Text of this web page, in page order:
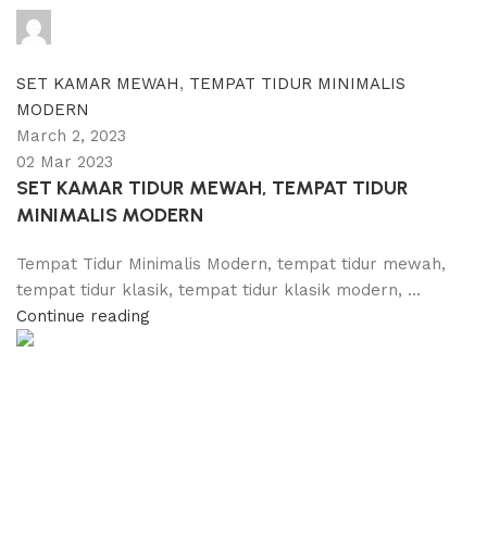
SET KAMAR MEWAH, TEMPAT TIDUR MINIMALIS
MODERN
March 2, 2023
02 Mar 2023
SET KAMAR TIDUR MEWAH, TEMPAT TIDUR
MINIMALIS MODERN
Tempat Tidur Minimalis Modern, tempat tidur mewah,
tempat tidur klasik, tempat tidur klasik modern, ...
Continue reading